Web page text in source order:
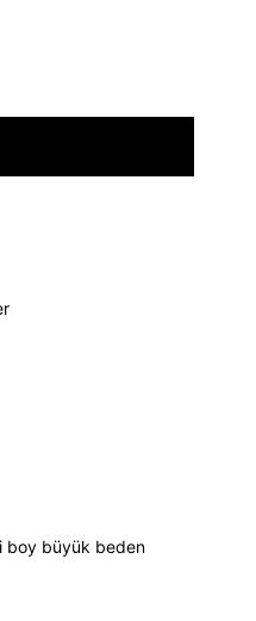
boy büyük beden